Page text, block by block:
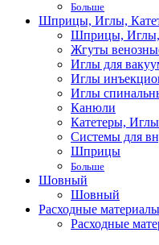
Больше
Шприцы, Иглы,
Шприцы, Иглы,
Жгуты
Иглы для
Иглы
Иглы
Канюли
Катетеры,
Системы для
Шприцы
Больше
Шовный
Шовный
Расходные
Расходные